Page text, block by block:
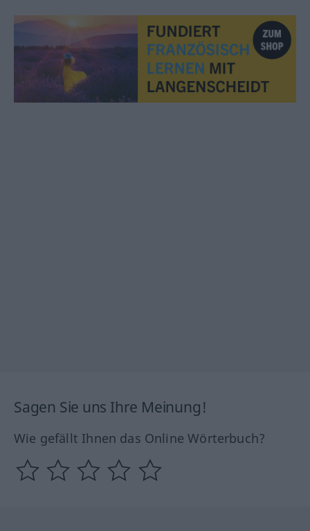
Sagen Sie uns Ihre Meinung!
Wie gefällt Ihnen das Online Wörterbuch?